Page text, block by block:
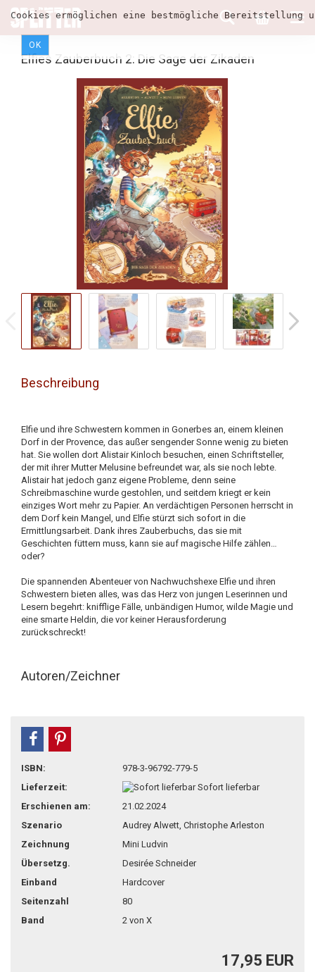
Cookies ermöglichen eine bestmögliche
OK
Elfies Zauberbuch 2: Die Sage der Zikaden
Beschreibung
Elfie und ihre Schwestern kommen in Gonerbes an, einem kleinen
Dorf in der Provence, das außer sengender Sonne wenig zu bieten
hat. Sie wollen dort Alistair Kinloch besuchen, einen Schriftsteller,
der mit ihrer Mutter Melusine befreundet war, als sie noch lebte.
Alistair hat jedoch ganz eigene Probleme, denn seine
Schreibmaschine wurde gestohlen, und seitdem kriegt er kein
einziges Wort mehr zu Papier. An verdächtigen Personen herrscht in
dem Dorf kein Mangel, und Elfie stürzt sich sofort in die
Ermittlungsarbeit. Dank ihres Zauberbuchs, das sie mit
Geschichten füttern muss, kann sie auf magische Hilfe zählen…
oder?
Die spannenden Abenteuer von Nachwuchshexe Elfie und ihren
Schwestern bieten alles, was das Herz von jungen Leserinnen und
Lesern begehrt: knifflige Fälle, unbändigen Humor, wilde Magie und
eine smarte Heldin, die vor keiner Herausforderung
zurückschreckt!
Autoren/Zeichner
teilen
ISBN:
978-3-96792-779-5
Lieferzeit:
Sofort lieferbar
Erschienen am:
21.02.2024
Szenario
Audrey Alwett, Christophe Arleston
Zeichnung
Mini Ludvin
Übersetzg.
Desirée Schneider
Einband
Hardcover
Seitenzahl
80
Band
2 von X
17,95 EUR